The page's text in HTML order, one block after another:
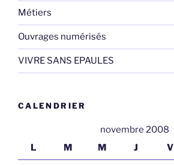
Métiers
Ouvrages numérisés
VIVRE SANS EPAULES
CALENDRIER
novembre 2008
L
M M J V